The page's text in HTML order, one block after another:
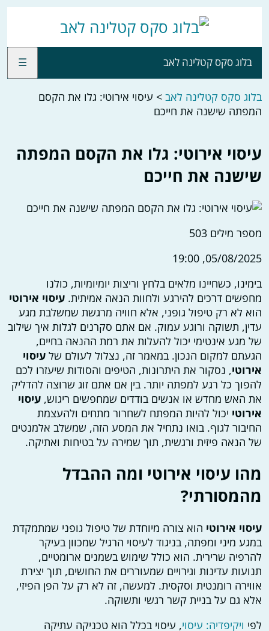
בלוג סקס קטלינה לאב ☰
בלוג סקס קטלינה לאב > עיסוי אירוטי: גלו את הקסם
המפתה שישנה את חייכם
עיסוי אירוטי: גלו את הקסם המפתה
שישנה את חייכם
מספר מילים 503
05/08/2025, 19:00
בימינו, כשחיינו מלאים בלחץ וריצות יומיומיות, כולנו
מחפשים דרכים להירגע ולחוות הנאה אמיתית. עיסוי אירוטי
הוא לא רק טיפול גופני, אלא חוויה מרגשת שמשלבת מגע
עדין, תשוקה ורוגע עמוק. אם אתם סקרנים לגלות איך שילוב
של מגע אינטימי יכול להעלות את רמת ההנאה בחיים,
הגעתם למקום הנכון. במאמר זה, נצלול לעולם של עיסוי
אירוטי, נסקור את היתרונות, הטיפים והסודות שיעזרו לכם
להפוך כל רגע למפתה יותר. בין אם אתם זוג שרוצה להדליק
את האש מחדש או אנשים בודדים שמחפשים ריגוש, עיסוי
אירוטי יכול להיות המפתח לשחרור מתחים ולהעצמת
החיבור לגוף. בואו נתחיל את המסע הזה, שמשלב אלמנטים
של הנאה פיזית ורגשית, תוך שמירה על בטיחות ואתיקה.
מהו עיסוי אירוטי ומה ההבדל
מהמסורתי?
עיסוי אירוטי הוא צורה מיוחדת של טיפול גופני שמתמקדת
במגע מיני ומפתה, בניגוד לעיסוי הרגיל שמכוון בעיקר
להרפיה שרירית. הוא כולל שימוש בשמנים ארומטיים,
תנועות עדינות וגירויים שמעוררים את החושים, תוך יצירת
אווירה רומנטית וסקסית. למעשה, זה לא רק על הפן הפיזי,
אלא גם על בניית קשר רגשי ותשוקה.
לפי ויקיפדיה: עיסוי, עיסוי בכלל הוא טכניקה עתיקה